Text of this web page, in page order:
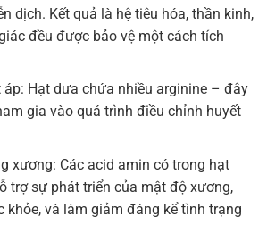
dịch. Kết quả là hệ tiêu hóa, thần kinh,
đều được bảo vệ một cách tích
áp: Hạt dưa chứa nhiều arginine – đây
gia vào quá trình điều chỉnh huyết
xương: Các acid amin có trong hạt
trợ sự phát triển của mật độ xương,
khỏe, và làm giảm đáng kể tình trạng